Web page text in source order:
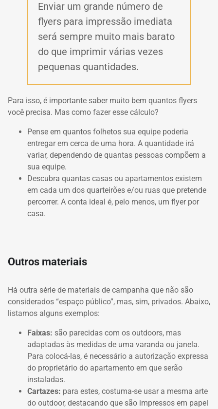
Enviar um grande número de
flyers para impressão imediata
será sempre muito mais barato
do que imprimir várias vezes
pequenas quantidades.
Para isso, é importante saber muito bem quantos flyers
você precisa. Mas como fazer esse cálculo?
Pense em quantos folhetos sua equipe poderia
entregar em cerca de uma hora. A quantidade irá
variar, dependendo de quantas pessoas compõem a
sua equipe.
Descubra quantas casas ou apartamentos existem
em cada um dos quarteirões e/ou ruas que pretende
percorrer. A conta ideal é, pelo menos, um flyer por
casa.
Outros materiais
Há outra série de materiais de campanha que não são
considerados “espaço público”, mas, sim, privados. Abaixo,
listamos alguns exemplos:
Faixas: são parecidas com os outdoors, mas
adaptadas às medidas de uma varanda ou janela.
Para colocá-las, é necessário a autorização expressa
do proprietário do apartamento em que serão
instaladas.
Cartazes: para estes, costuma-se usar a mesma arte
do outdoor, destacando que são impressos em papel